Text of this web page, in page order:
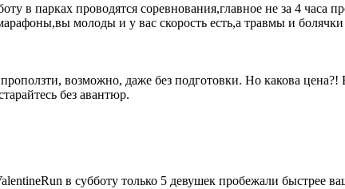
в парках проводятся соревнования,главное не за 4 часа
молоды и у вас скорость есть,а травмы и
возможно, даже без подготовки. Но какова цена?!
без авантюр.
в субботу только 5 девушек пробежали быстрее